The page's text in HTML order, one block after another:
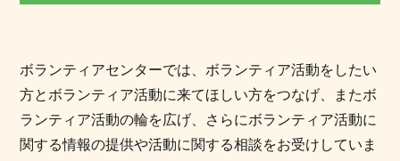
ボランティアセンターでは、ボランティア活動をしたい
方とボランティア活動に来てほしい方をつなげ、またボ
ランティア活動の輪を広げ、さらにボランティア活動に
関する情報の提供や活動に関する相談をお受けしていま